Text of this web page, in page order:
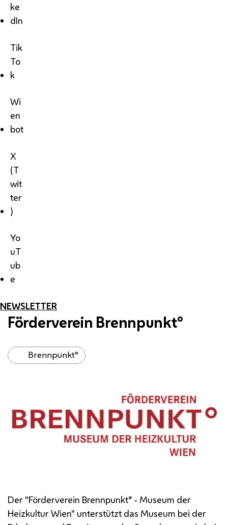
ke
dIn
Tik
To
k
Wi
en
bot
X
(T
wit
ter
)
Yo
uT
ub
e
NEWSLETTER
Förderverein Brennpunkt°
Brennpunkt°
Der "Förderverein Brennpunkt° - Museum der
Heizkultur Wien" unterstützt das Museum bei der